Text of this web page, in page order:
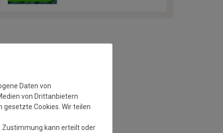
Daten von
von Drittanbietern
Cookies. Wir teilen
Zustimmung kann erteilt oder